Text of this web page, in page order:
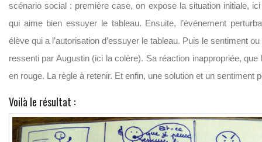
scénario social : première case, on expose la situation initiale, ici
qui aime bien essuyer le tableau. Ensuite, l’événement
élève qui a l’autorisation d’essuyer le tableau. Puis le sentiment ou
ressenti par Augustin (ici la colère). Sa réaction inappropriée, que
en rouge. La règle à retenir. Et enfin, une solution et un sentiment
Voilà le résultat :